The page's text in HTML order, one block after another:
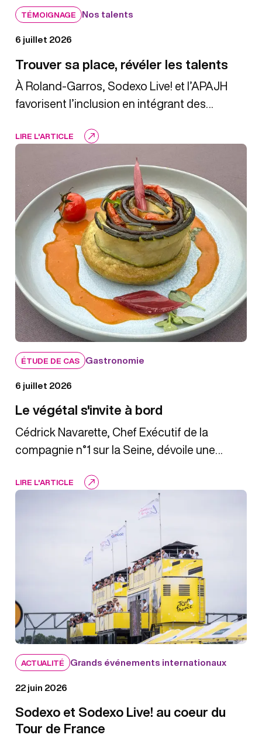
TÉMOIGNAGE Nos talents
6 juillet 2026
Trouver sa place, révéler les talents
À Roland-Garros, Sodexo Live! et l’APAJH
favorisent l’inclusion en intégrant des
des équipes, à travers un partenariat concret
LIRE L'ARTICLE
ÉTUDE DE CAS Gastronomie
6 juillet 2026
Le végétal s'invite à bord
Cédrick Navarette, Chef Exécutif de la
compagnie n°1 sur la Seine, dévoile une
couleurs.
LIRE L'ARTICLE
ACTUALITÉ Grands événements internationaux
22 juin 2026
Sodexo et Sodexo Live! au coeur du
Tour de France